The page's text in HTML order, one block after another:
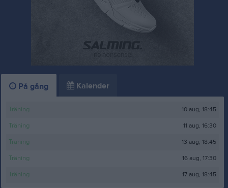
På gång Kalender
Träning 10 aug, 18:45
Träning 11 aug, 16:30
Träning 13 aug, 18:45
Träning 16 aug, 17:30
Träning 17 aug, 18:45